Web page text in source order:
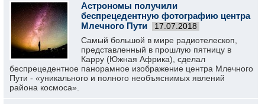
Астрономы получили
беспрецедентную фотографию центра
Млечного Пути
17.07.2018
Самый большой в мире радиотелескоп,
представленный в прошлую пятницу в
Карру (Южная Африка), сделал
беспрецедентное панорамное изображение центра Млечного
Пути - «уникального и полного необъяснимых явлений
района космоса».